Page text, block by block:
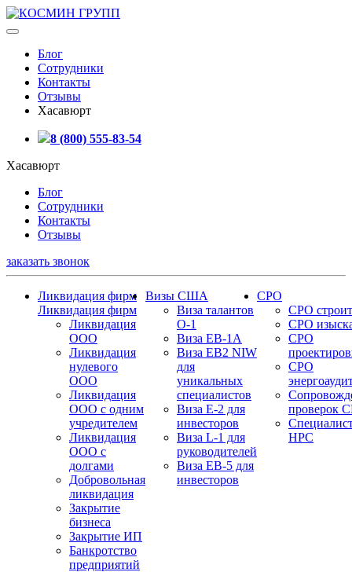
Блог
Сотрудники
Контакты
Отзывы
Хасавюрт
8 (800) 555-83-54
Хасавюрт
Блог
Сотрудники
Контакты
Отзывы
заказать звонок
Ликвидация фирм
Ликвидация фирм
Ликвидация
ООО
Ликвидация
нулевого
ООО
Ликвидация
ООО с одним
учредителем
Ликвидация
ООО с
долгами
Добровольная
ликвидация
Закрытие
бизнеса
Закрытие ИП
Банкротство
предприятий
Визы США
Виза талантов
О-1
Виза EB-1A
Виза EB2 NIW
для
уникальных
специалистов
Виза E-2 для
инвесторов
Виза L-1 для
руководителей
Виза EB-5 для
инвесторов
СРО
СРО
СРО
СРО
СРО
проверок
НРС